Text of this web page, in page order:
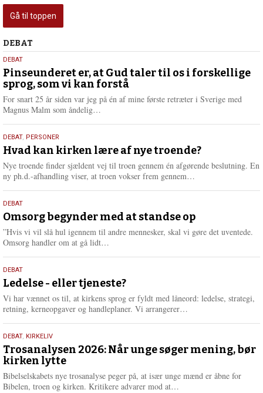
Gå til toppen
Debat
DEBAT
5.
august
2026
DEBAT
Pinseunderet er, at Gud taler til os i forskellige
sprog, som vi kan forstå
For snart 25 år siden var jeg på én af mine første retræter i Sverige med
Magnus Malm som åndelig…
e
r
e
25.
juli
2026
DEBAT, PERSONER
Hvad kan kirken lære af nye troende?
Nye troende finder sjældent vej til troen gennem én afgørende beslutning. En
ny ph.d.-afhandling viser, at troen vokser frem gennem…
e
r
e
9.
juli
2026
DEBAT
Omsorg begynder med at standse op
”Hvis vi vil slå hul igennem til andre mennesker, skal vi gøre det uventede.
Omsorg handler om at gå lidt…
e
r
e
10.
juni
2026
DEBAT
Ledelse - eller tjeneste?
Vi har vænnet os til, at kirkens sprog er fyldt med låneord: ledelse, strategi,
retning, kerneopgaver og handleplaner. Vi arrangerer…
e
2.
juni
2026
DEBAT, KIRKELIV
Trosanalysen 2026: Når unge søger mening, bør
kirken lytte
Bibelselskabets nye trosanalyse peger på, at især unge mænd er åbne for
Bibelen, troen og kirken. Kritikere advarer mod at…